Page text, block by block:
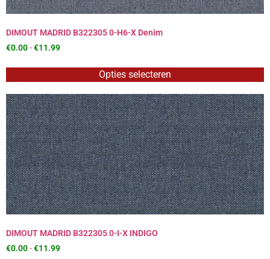
DIMOUT MADRID B322305 0-H6-X Denim
€0.00-€11.99
Opties selecteren
DIMOUT MADRID B322305 0-I-X INDIGO
€0.00-€11.99